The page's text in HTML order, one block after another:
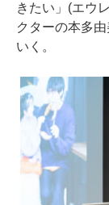
きたい」(エウ
クターの本多
いく。